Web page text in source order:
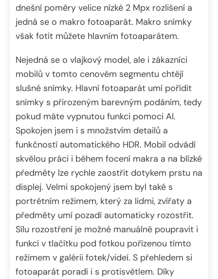
dnešní poměry velice nízké 2 Mpx rozlišení a
jedná se o makro fotoaparát. Makro snímky
však fotit můžete hlavním fotoaparátem.
Nejedná se o vlajkový model, ale i zákazníci
mobilů v tomto cenovém segmentu chtějí
slušné snímky. Hlavní fotoaparát umí pořídit
snímky s přirozeným barevným podáním, tedy
pokud máte vypnutou funkci pomoci AI.
Spokojen jsem i s množstvím detailů a
funkčností automatického HDR. Mobil odvádí
skvělou práci i během focení makra a na blízké
předměty lze rychle zaostřit dotykem prstu na
displej. Velmi spokojený jsem byl také s
portrétním režimem, který za lidmi, zvířaty a
předměty umí pozadí automaticky rozostřit.
Sílu rozostření je možné manuálně poupravit i
funkcí v tlačítku pod fotkou pořízenou tímto
režimem v galérii fotek/videí. S přehledem si
fotoaparát poradí i s protisvětlem. Díky